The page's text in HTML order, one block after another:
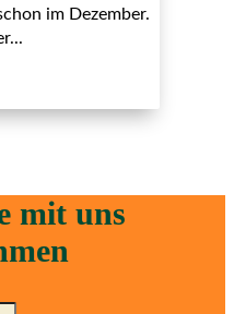
im Dezember.
mit uns